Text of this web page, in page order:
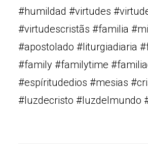
#humildad #virtudes
#virtudescristãs #familia
#apostolado #liturgiadiaria
#family #familytime
#espíritudedios #mesias
#luzdecristo #luzdelmundo